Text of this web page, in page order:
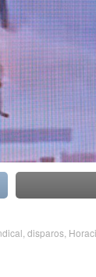
disparos